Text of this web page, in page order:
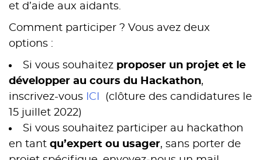
et d’aide aux aidants.
Comment participer ? Vous avez deux
options :
Si vous souhaitez proposer un projet et le
développer au cours du Hackathon,
inscrivez-vous
ICI
(clôture des candidatures le
15 juillet 2022)
Si vous souhaitez participer au hackathon
en tant qu’expert ou usager, sans porter de